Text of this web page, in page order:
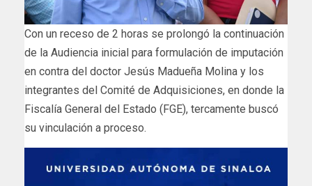
Con un receso de 2 horas se prolongó la continuación
de la Audiencia inicial para formulación de imputación
en contra del doctor Jesús Madueña Molina y los
integrantes del Comité de Adquisiciones, en donde la
Fiscalía General del Estado (FGE), tercamente buscó
su vinculación a proceso.